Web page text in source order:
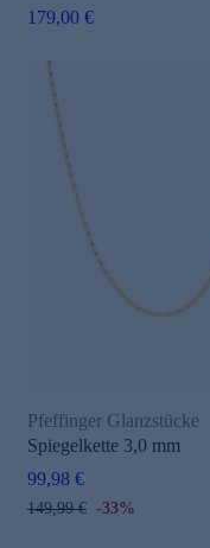
179,00 €
Pfeffinger Glanzstücke
Spiegelkette 3,0 mm
99,98 €
149,99 € -33%